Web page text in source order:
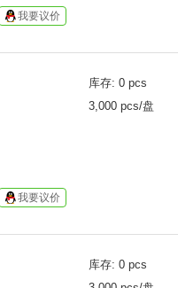
我要议价
我要议价
库存: 0 pcs
3,000 pcs/盘
库存: 0 pcs